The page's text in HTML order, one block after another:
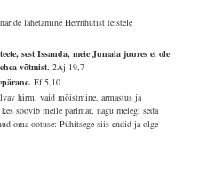
lähetamine Herrnhutist teistele
sest Issanda, meie Jumala juures ei ole
võtmist.2Aj 19,7
Ef 5,10
hirm, vaid mõistmine, armastus ja
soovib meile parimat, nagu meiegi seda
oma ootuse: Pühitsege siis endid ja olge